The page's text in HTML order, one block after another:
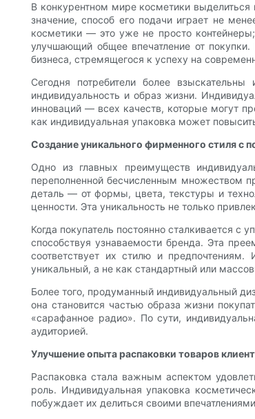
В конкурентном мире косметики выделиться
значение, способ его подачи играет не
косметики — это уже не просто
улучшающий общее впечатление от
бизнеса, стремящегося к успеху на
Сегодня потребители более
индивидуальность и образ жизни.
инноваций — всех качеств, которые могут
как индивидуальная упаковка может
Создание уникального фирменного стиля с
Одно из главных преимуществ
переполненной бесчисленным множеством
деталь — от формы, цвета, текстуры и
ценности. Эта уникальность не только
Когда покупатель постоянно сталкивается
способствуя узнаваемости бренда. Эта
соответствует их стилю и предпочтениям.
уникальный, а не как стандартный или
Более того, продуманный индивидуальный
она становится частью образа жизни
«сарафанное радио». По сути,
аудиторией.
Улучшение опыта распаковки товаров
Распаковка стала важным аспектом
роль. Индивидуальная упаковка
побуждает их делиться своими